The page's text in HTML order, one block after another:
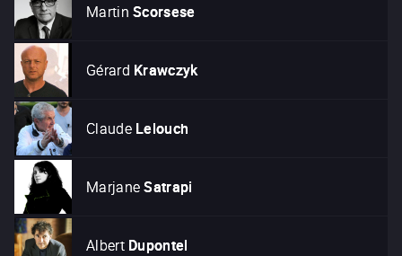
Martin Scorsese
Gérard Krawczyk
Claude Lelouch
Marjane Satrapi
Albert Dupontel